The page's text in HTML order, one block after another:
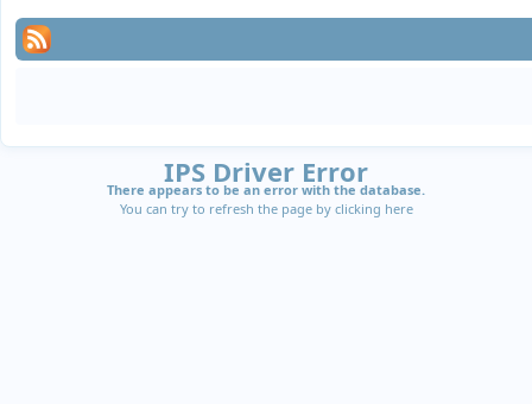
IPS Driver Error
There appears to be an error with the database.
You can try to refresh the page by clicking here